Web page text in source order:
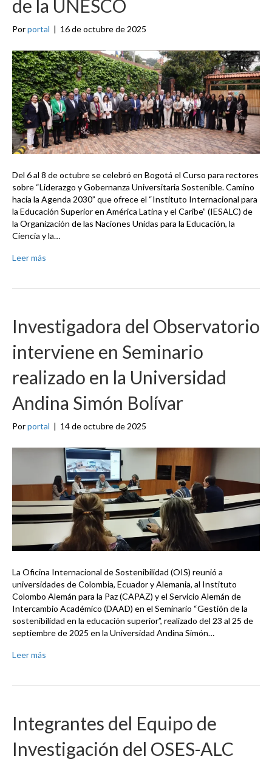
de la UNESCO
Porportal | 16 de octubre de 2025
Del 6 al 8 de octubre se celebró en Bogotá el Curso para rectores
sobre “Liderazgo y Gobernanza Universitaria Sostenible. Camino
hacia la Agenda 2030” que ofrece el “Instituto Internacional para
la Educación Superior en América Latina y el Caribe” (IESALC) de
la Organización de las Naciones Unidas para la Educación, la
Ciencia y la…
Leer más
Investigadora del Observatorio
interviene en Seminario
realizado en la Universidad
Andina Simón Bolívar
Porportal | 14 de octubre de 2025
La Oficina Internacional de Sostenibilidad (OIS) reunió a
universidades de Colombia, Ecuador y Alemania, al Instituto
Colombo Alemán para la Paz (CAPAZ) y el Servicio Alemán de
Intercambio Académico (DAAD) en el Seminario “Gestión de la
sostenibilidad en la educación superior”, realizado del 23 al 25 de
septiembre de 2025 en la Universidad Andina Simón…
Leer más
Integrantes del Equipo de
Investigación del OSES-ALC